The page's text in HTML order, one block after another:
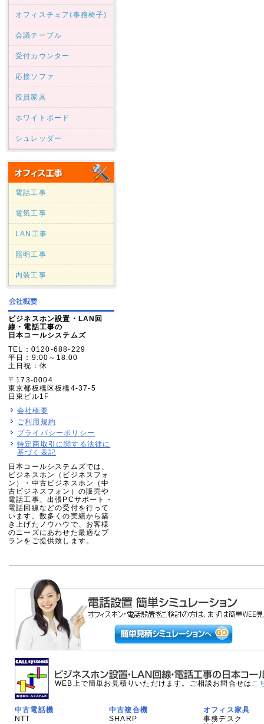
オフィスチェア(事務椅子)
会議テーブル
受付カウンター
応接ソファ
役員家具
ホワイトボード
シュレッダー
電話工事
電気工事
LAN工事
照明工事
内装工事
ビジネスホン設置・LAN回
線・電話工事の
日本コールシステムズ
TEL：0120-688-229
平日：9:00～18:00
土日祝：休
〒173-0004
東京都板橋区板橋4-37-5
日東ビル1F
会社概要
ご利用規約
プライバシーポリシー
特定商取引に関する法律に
基づく表記
日本コールシステムズでは、
ビジネスホン（ビジネスフォ
ン）・中古ビジネスホン（中
古ビジネスフォン）の販売や
電話工事、出張PCサポート・
電話回線などの受付を行って
います。数多くの実績から築
き上げたノウハウで、お客様
のニーズにあわせた最適なプ
ランをご提供致します。
WEB上で簡単お見積りいただけます。ご相談お問合せは こ
中古電話機
NTT
中古複合機
SHARP
オフィス家具
事務デスク